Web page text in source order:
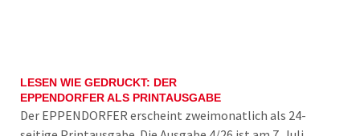
LESEN WIE GEDRUCKT: DER
EPPENDORFER ALS PRINTAUSGABE
Der EPPENDORFER erscheint zweimonatlich als 24-